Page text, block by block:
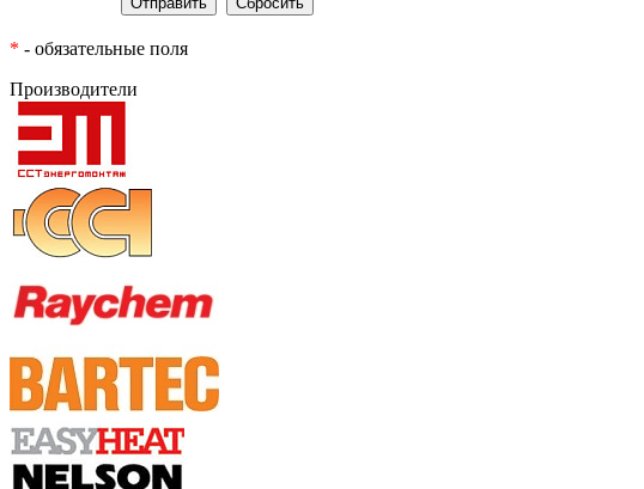
* - обязательные поля
Производители